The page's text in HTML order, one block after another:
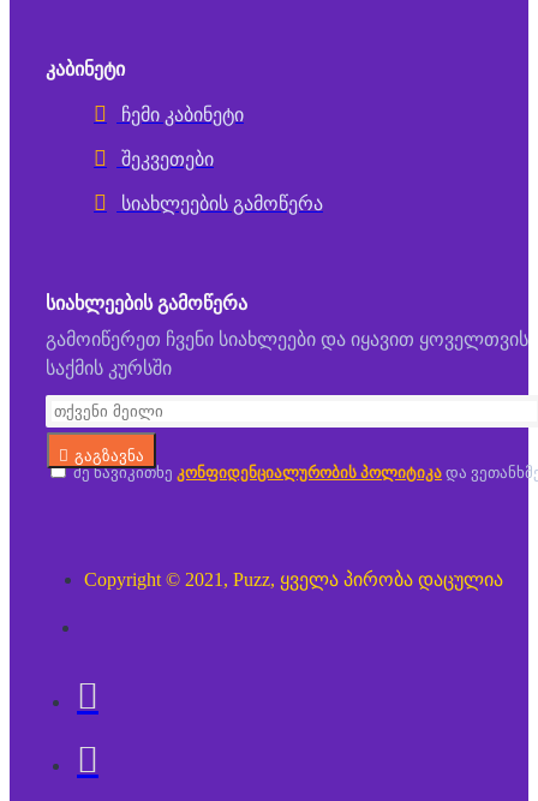
ᲙᲐᲑᲘᲜᲔᲢᲘ
ჩემი კაბინეტი
შეკვეთები
სიახლეების გამოწერა
ᲡᲘᲐᲮᲚᲔᲔᲑᲘᲡ ᲒᲐᲛᲝᲬᲔᲠᲐ
გამოიწერეთ ჩვენი სიახლეები და იყავით ყოველთვის
საქმის კურსში
გაგზავნა
მე წავიკითხე კონფიდენციალურობის პოლიტიკა და
Copyright © 2021, Puzz, ყველა პირობა დაცულია